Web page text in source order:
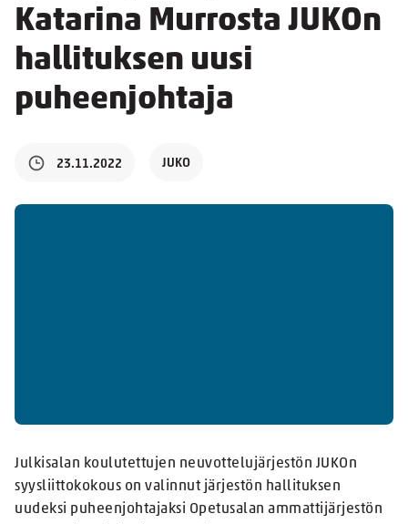
Katarina Murrosta JUKOn
hallituksen uusi
puheenjohtaja
23.11.2022 JUKO
Julkisalan koulutettujen neuvottelujärjestön JUKOn
syysliittokokous on valinnut järjestön hallituksen
uudeksi puheenjohtajaksi Opetusalan ammattijärjestön